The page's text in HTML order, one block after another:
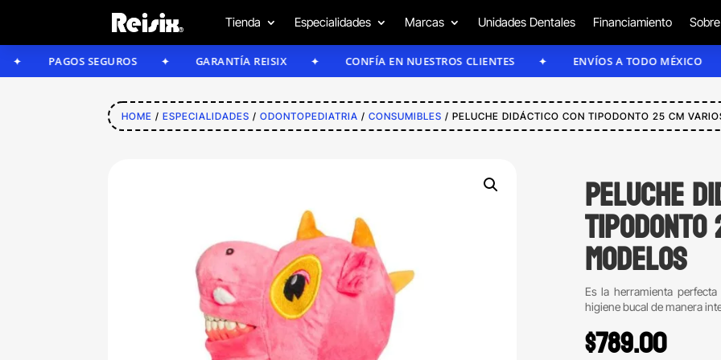
Tienda Especialidades Marcas Unidades Dentales Financiamiento
PAGOS SEGUROS GARANTÍA REISIX CONFÍA EN NUESTROS CLIENTES ENVÍOS A TODO MÉXICO
HOME /ESPECIALIDADES /ODONTOPEDIATRIA /CONSUMIBLES / PELUCHE DIDÁCTICO CON TIPODONTO 25 CM
Peluche
tipodonto
modelos
Es la herramienta
higiene bucal de manera
$789.00